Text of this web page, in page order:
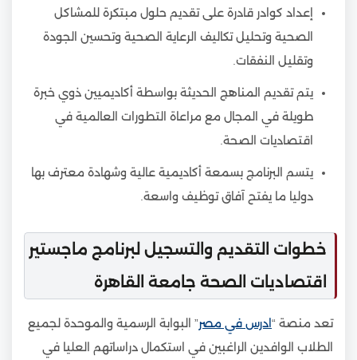
إعداد كوادر قادرة على تقديم حلول مبتكرة للمشاكل
الصحية وتحليل تكاليف الرعاية الصحية وتحسين الجودة
وتقليل النفقات.
يتم تقديم المناهج الحديثة بواسطة أكاديميين ذوي خبرة
طويلة في المجال مع مراعاة التطورات العالمية في
اقتصاديات الصحة.
يتسم البرنامج بسمعة أكاديمية عالية وشهادة معترف بها
دوليا ما يفتح آفاق توظيف واسعة.
خطوات التقديم والتسجيل لبرنامج ماجستير
اقتصاديات الصحة جامعة القاهرة
تعد منصة “ ادرس في مصر” البوابة الرسمية والموحدة لجميع
الطلاب الوافدين الراغبين في استكمال دراساتهم العليا في